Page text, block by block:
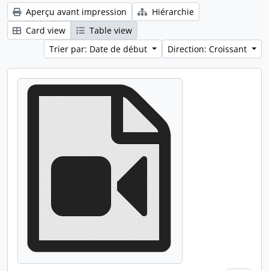
Aperçu avant impression
Hiérarchie
Card view
Table view
Trier par: Date de début
Direction: Croissant